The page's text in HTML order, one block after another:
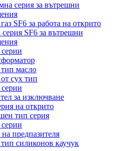
серия за вътрешни
SF6 за работа на открито
серия SF6 за вътрешни
масло
сух тип
за изключване
на открито
тип серия
предпазителя
силиконов каучук